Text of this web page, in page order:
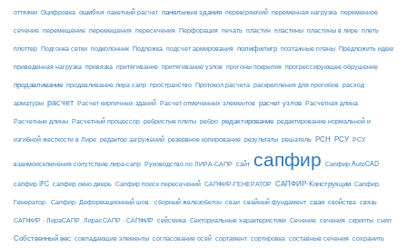
оттяжки Оцифровка ошибки пакетный расчет панельные здания перевіряючий переменная нагрузка переменное
сечение перемещение перемещения пересечения Перфорация печать пластин пластины пластины в лире плеть
плоттер Подгонка сетки подколонник Подложка подсчет армирования полифильтр поэтажные планы Предложить идею
приведенная нагрузка привязка притягивание притягивание узлов прогоны покрытия прогрессирующее обрушение
продавливание продавливание лира сапр пространство Протокол расчета раскрепления для прогибов расход
арматуры расчет Расчет кирпичных зданий Расчет отмеченных элементов расчет узлов Расчетная длина
Расчетные длины Расчетный процессор ребристые плиты ребро редактирование редактирование нормальной и
изгибной жесткости в Лире редактор загружений резервное копирование результаты решатель РСН РСУ РСУ
взаимоисключения сопутствие лира-сапр Руководство по ЛИРА-САПР сайт сапфир Сапфир AutoCAD
сапфир IFC сапфир окно дверь Сапфир поиск пересечений САПФИР-ГЕНЕРАТОР САПФИР-Конструкции Сапфир.
Генератор. Сапфир. Деформационный шов. сборный железобетон сваи свайный фундамент свая свойства связь
САПФИР - ЛираСАПР. ЛирасСАПР - САПФИР сейсмика Секториальные характеристики Сечение сечения скрипты снип
Собственный вес совпадающие элементы согласование осей сортамент сортировка составные сечения сохранить